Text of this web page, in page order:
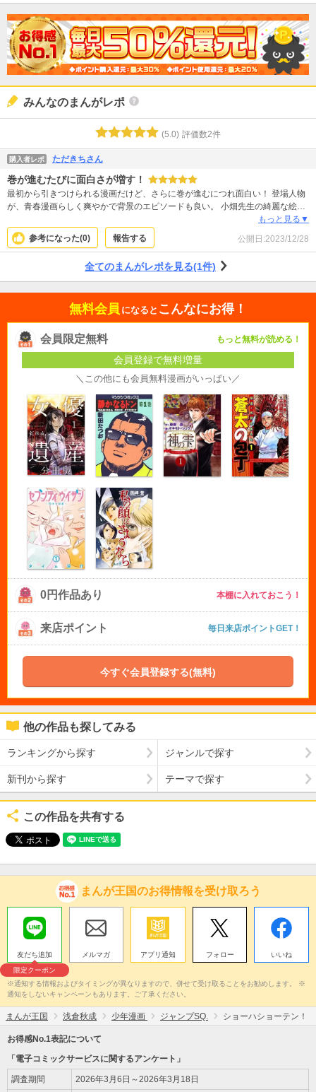
みんなのまんがレポ
(5.0) 評価数2件
購入者レポ ただきちさん
巻が進むたびに面白さが増す！
最初から引きつけられる漫画だけど、さらに巻が進むにつれ面白い！ 登場人物
が、青春漫画らしく爽やかで背景のエピソードも良い。 小畑先生の綺麗な絵も
もっと見る▼
参考になった(0) 報告する 公開日:2023/12/28
全てのまんがレポを見る(1件)
無料会員 になると こんなにお得！
会員限定無料 もっと無料が読める！
会員登録で無料増量
＼この他にも会員無料漫画がいっぱい／
0円作品あり 本棚に入れておこう！
来店ポイント 毎日来店ポイントGET！
今すぐ会員登録する(無料)
他の作品も探してみる
ランキングから探す ジャンルで探す
新刊から探す テーマで探す
この作品を共有する
まんが王国のお得情報を受け取ろう
友だち追加
限定クーポン
メルマガ アプリ通知 フォロー いいね
※通知する情報およびタイミングが異なりますので、併せて受け取ることをお勧めします。 ※
通知をしないキャンペーンもあります。ご了承ください。
まんが王国 浅倉秋成 少年漫画 ジャンプSQ. ショーハショーテン！
お得感No.1表記について
「電子コミックサービスに関するアンケート」
調査期間 2026年3月6日～2026年3月18日